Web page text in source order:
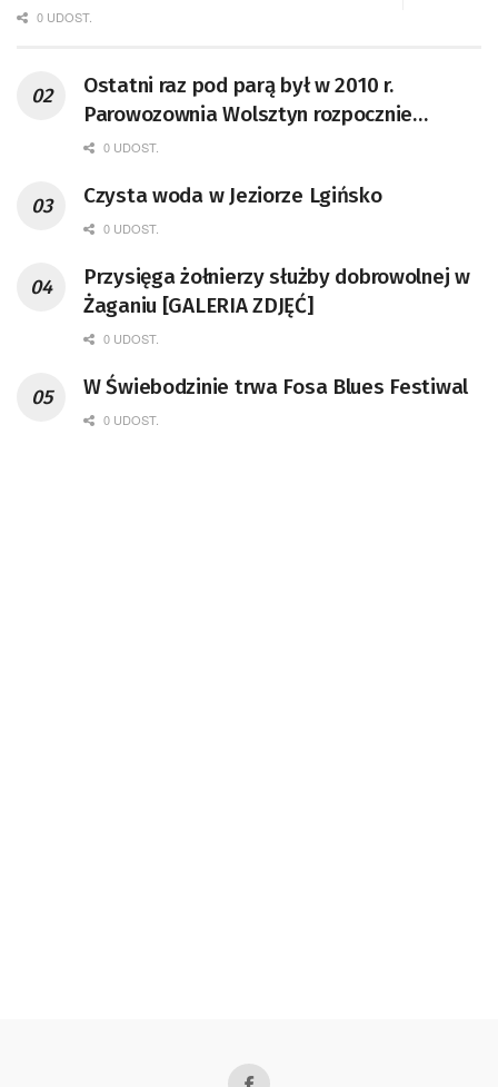
0 UDOST.
Ostatni raz pod parą był w 2010 r.
Parowozownia Wolsztyn rozpocznie
remont unikatowego Tr5-65
0 UDOST.
Czysta woda w Jeziorze Lgińsko
0 UDOST.
Przysięga żołnierzy służby dobrowolnej w
Żaganiu [GALERIA ZDJĘĆ]
0 UDOST.
W Świebodzinie trwa Fosa Blues Festiwal
0 UDOST.